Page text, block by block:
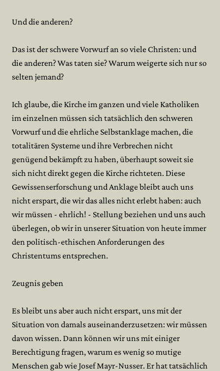
Und die anderen?
Das ist der schwere Vorwurf an so viele Christen: und
die anderen? Was taten sie? Warum weigerte sich nur so
selten jemand?
Ich glaube, die Kirche im ganzen und viele Katholiken
im einzelnen müssen sich tatsächlich den schweren
Vorwurf und die ehrliche Selbstanklage machen, die
totalitären Systeme und ihre Verbrechen nicht
genügend bekämpft zu haben, überhaupt soweit sie
sich nicht direkt gegen die Kirche richteten. Diese
Gewissenserforschung und Anklage bleibt auch uns
nicht erspart, die wir das alles nicht erlebt haben: auch
wir müssen - ehrlich! - Stellung beziehen und uns auch
überlegen, ob wir in unserer Situation von heute immer
den politisch-ethischen Anforderungen des
Christentums entsprechen.
Zeugnis geben
Es bleibt uns aber auch nicht erspart, uns mit der
Situation von damals auseinanderzusetzen: wir müssen
davon wissen. Dann können wir uns mit einiger
Berechtigung fragen, warum es wenig so mutige
Menschen gab wie Josef Mayr-Nusser. Er hat tatsächlich